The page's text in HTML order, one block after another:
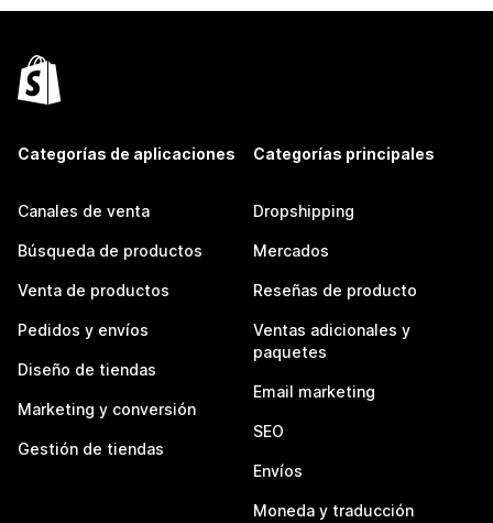
Categorías de aplicaciones
Canales de venta
Búsqueda de productos
Venta de productos
Pedidos y envíos
Diseño de tiendas
Marketing y conversión
Gestión de tiendas
Categorías principales
Dropshipping
Mercados
Reseñas de producto
Ventas adicionales y
paquetes
Email marketing
SEO
Envíos
Moneda y traducción